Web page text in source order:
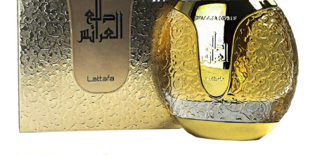
Araye,
EDP
100
ml.,
Lattafa